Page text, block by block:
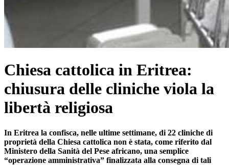
Chiesa cattolica in Eritrea:
chiusura delle cliniche viola la
libertà religiosa
In Eritrea la confisca, nelle ultime settimane, di 22 cliniche di
proprietà della Chiesa cattolica non è stata, come riferito dal
Ministero della Sanità del Pese africano, una semplice
“operazione amministrativa” finalizzata alla consegna di tali